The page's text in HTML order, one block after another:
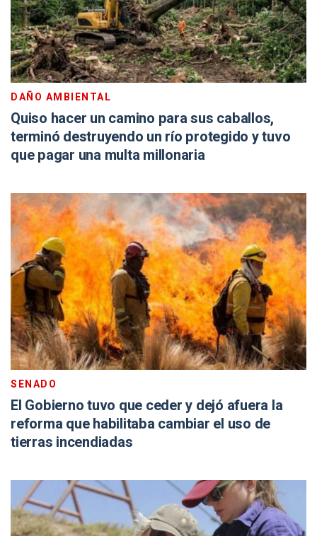
DAÑO AMBIENTAL
Quiso hacer un camino para sus caballos,
terminó destruyendo un río protegido y tuvo
que pagar una multa millonaria
SENADO
El Gobierno tuvo que ceder y dejó afuera la
reforma que habilitaba cambiar el uso de
tierras incendiadas